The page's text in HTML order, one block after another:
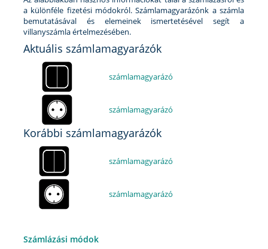
a különféle fizetési módokról. Számlamagyarázónk a számla
bemutatásával és elemeinek ismertetésével segít a
villanyszámla értelmezésében.
Aktuális számlamagyarázók
számlamagyarázó
számlamagyarázó
Korábbi számlamagyarázók
számlamagyarázó
számlamagyarázó
Számlázási módok